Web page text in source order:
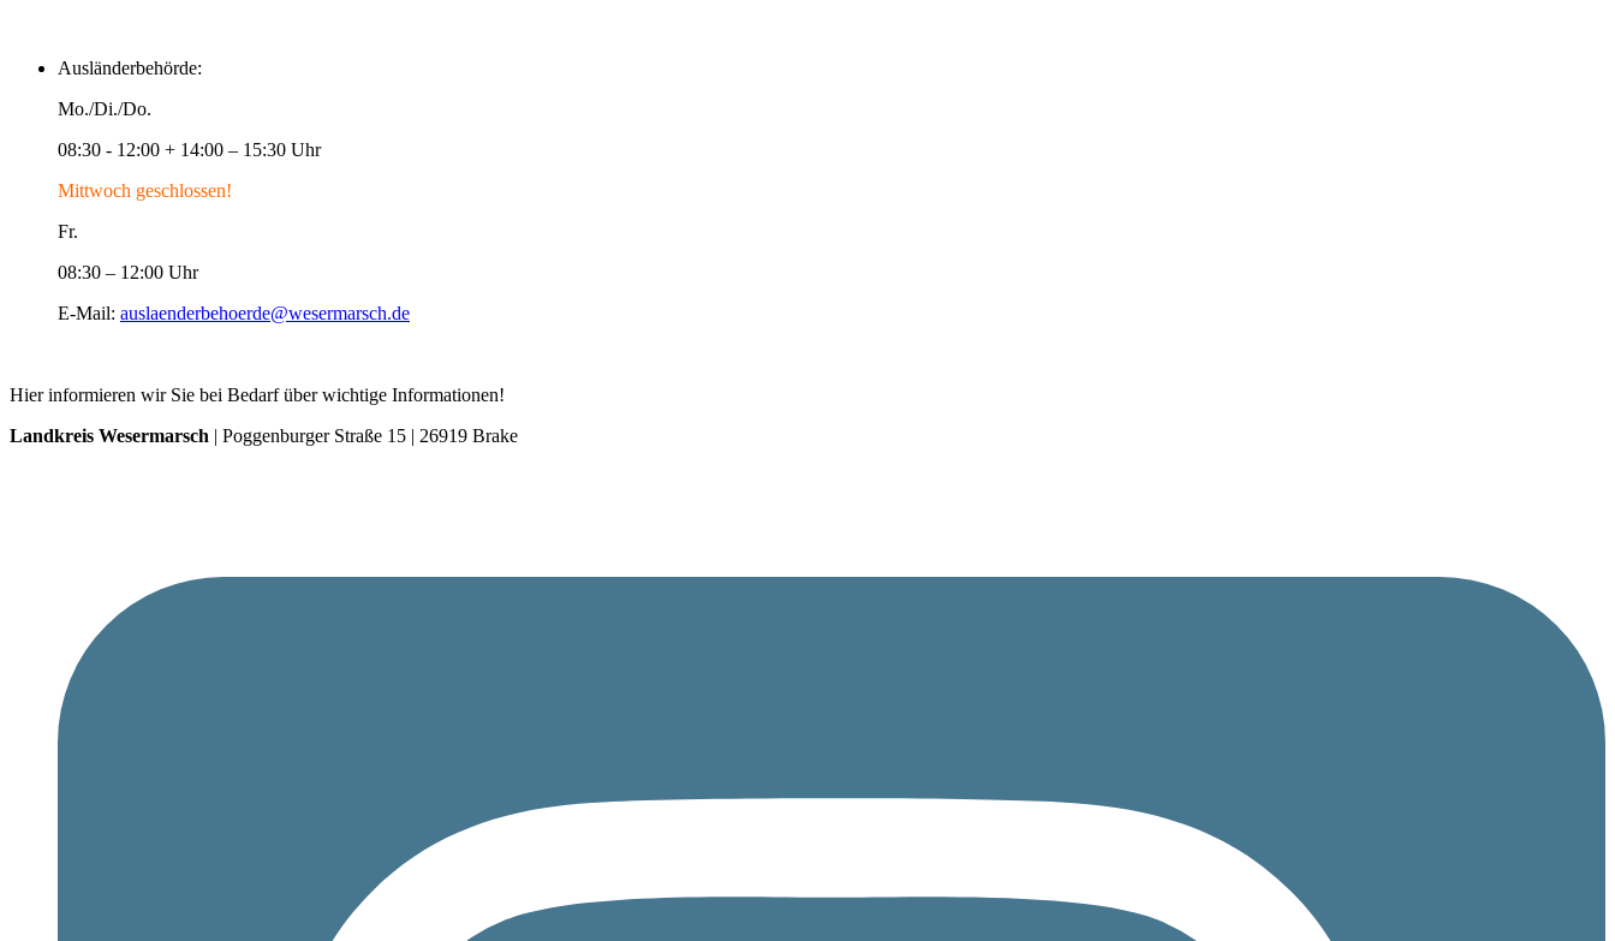
Ausländerbehörde:
Mo./Di./Do.
08:30 - 12:00 + 14:00 – 15:30 Uhr
Mittwoch geschlossen!
Fr.
08:30 – 12:00 Uhr
E-Mail: auslaenderbehoerde@wesermarsch.de
Hier informieren wir Sie bei Bedarf über wichtige Informationen!
Landkreis Wesermarsch | Poggenburger Straße 15 | 26919 Brake